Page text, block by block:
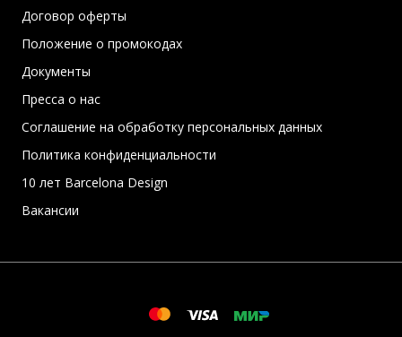
Договор оферты
Положение о промокодах
Документы
Пресса о нас
Соглашение на обработку персональных данных
Политика конфиденциальности
10 лет Barcelona Design
Вакансии